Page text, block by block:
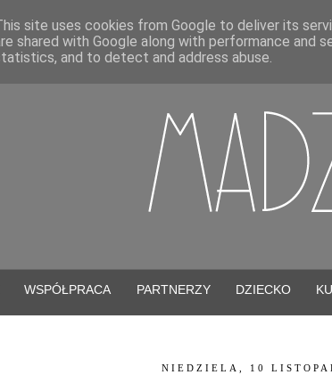
WSPÓŁPRACA PARTNERZY DZIECKO
NIEDZIELA, 10
site uses cookies from Google to deliver its
shared with Google along with performance and
and to detect and address abuse.